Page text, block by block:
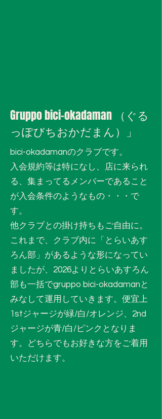
Gruppo bici-okadaman （ぐる
っぽびちおかだまん）」
bici-okadamanのクラブです。
入会規約等は特になし、店に来られ
る、集まってるメンバーであること
が入会条件のようなもの・・・で
す。
他クラブとの掛け持ちもご自由に。
これまで、クラブ内に「とらいあす
ろん部」があるような形になってい
ましたが、2026よりとらいあすろん
部も一括でgruppo bici-okadamanと
みなして運用していきます。便宜上
1stジャージが緑/白/オレンジ、2nd
ジャージが青/白/ピンクとなりま
す。どちらでもお好きな方をご着用
いただけます。